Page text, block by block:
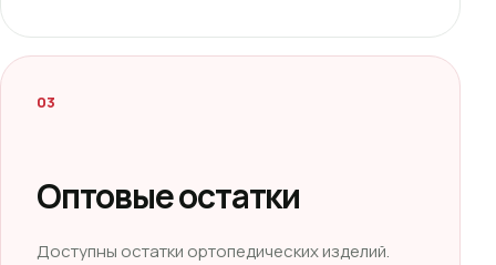
03
Оптовые остатки
Доступны остатки ортопедических изделий.